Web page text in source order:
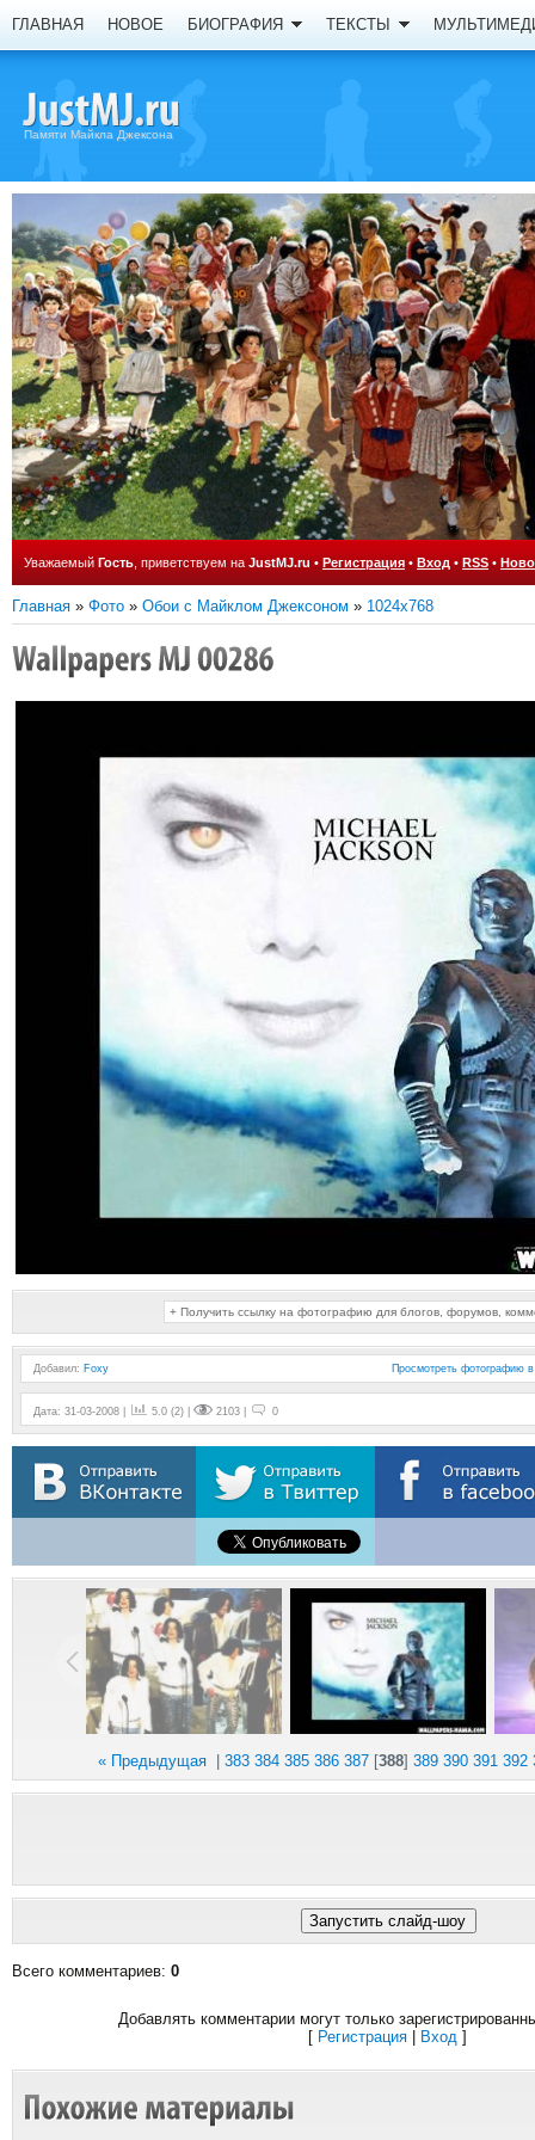
ГЛАВНАЯ НОВОЕ БИОГРАФИЯ ТЕКСТЫ
Памяти Майкла Джексона
Уважаемый Гость , приветствуем на JustMJ.ru • Регистрация • Вход • RSS •
Главная » Фото » Обои с Майклом Джексоном » 1024x768
+ Получить ссылку на фотографию для блогов, форумов,
Добавил: Foxy Просмотреть фотографию
Дата: 31-03-2008 | 5.0 (2) | 2103 | 0
« Предыдущая |383 384 385 386 387 [388]389 390 391 392
Всего комментариев: 0
Добавлять комментарии могут только
[ Регистрация Вход ]